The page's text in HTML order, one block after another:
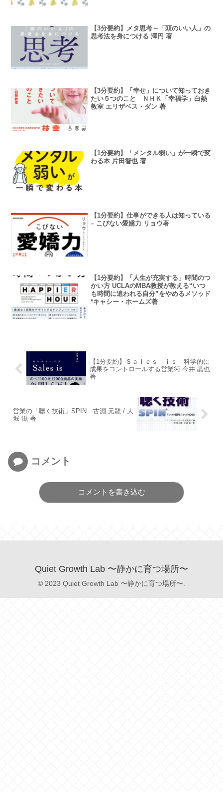
【3分要約】メタ思考～「頭のいい人」の
思考法を身につける 澤円 著
【3分要約】「幸せ」について知っておき
たい５つのこと ＮＨＫ「幸福学」白熱
教室 エリザベス・ダン 著
【1分要約】「メンタル弱い」が一瞬で変
わる本 片田智也 著
【1分要約】仕事ができる人は知っている
– こびない愛嬌力 リョウ著
【1分要約】「人生が充実する」時間のつ
かい方 UCLAのMBA教授が教える“いつ
も時間に追われる自分”をやめるメソッド
*キャシー・ホームズ著
【1分要約】Ｓａｌｅｓ ｉｓ 科学的に
成果をコントロールする営業術 今井 晶也
著
営業の「聴く技術」SPIN 古淵 元龍 / 大
堀 滋 著
コメント
コメントを書き込む
Quiet Growth Lab 〜静かに育つ場所〜
© 2023 Quiet Growth Lab 〜静かに育つ場所〜.